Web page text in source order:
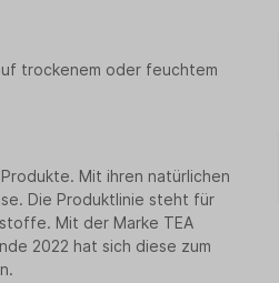
trockenem oder feuchtem
Mit ihren natürlichen
Die Produktlinie steht für
Mit der Marke TEA
2022 hat sich diese zum